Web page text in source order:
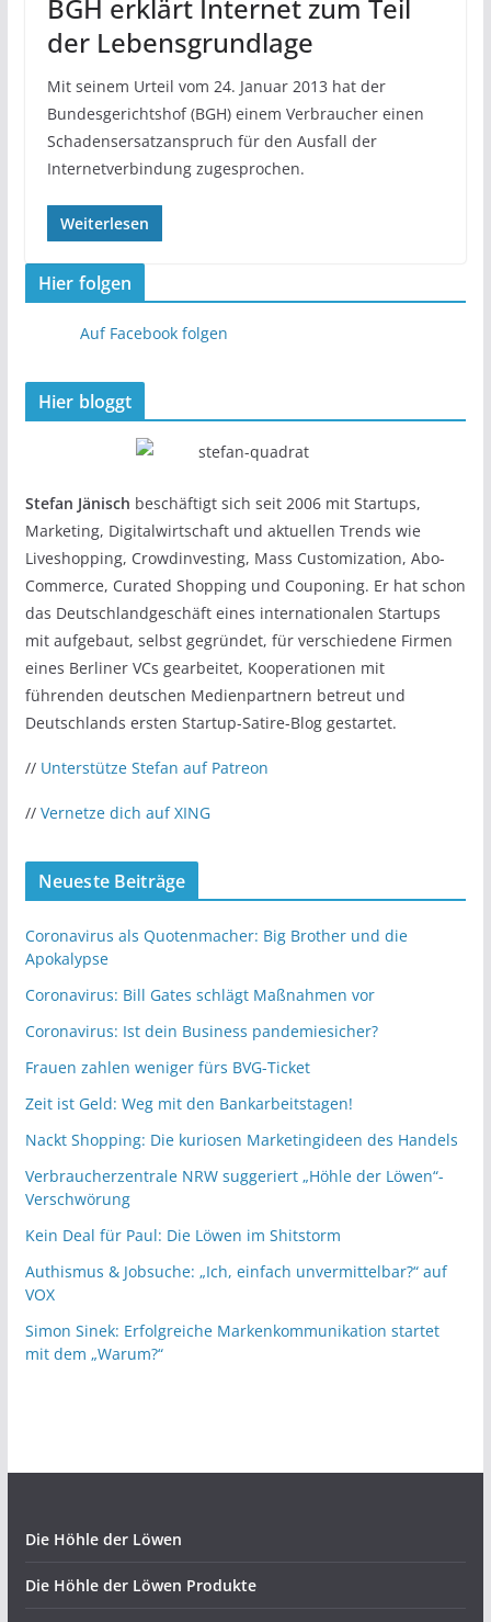
BGH erklärt Internet zum Teil
der Lebensgrundlage
Mit seinem Urteil vom 24. Januar 2013 hat der
Bundesgerichtshof (BGH) einem Verbraucher einen
Schadensersatzanspruch für den Ausfall der
Internetverbindung zugesprochen.
Weiterlesen
Hier folgen
Auf Facebook folgen
Hier bloggt
Stefan Jänisch beschäftigt sich seit 2006 mit Startups,
Marketing, Digitalwirtschaft und aktuellen Trends wie
Liveshopping, Crowdinvesting, Mass Customization, Abo-
Commerce, Curated Shopping und Couponing. Er hat schon
das Deutschlandgeschäft eines internationalen Startups
mit aufgebaut, selbst gegründet, für verschiedene Firmen
eines Berliner VCs gearbeitet, Kooperationen mit
führenden deutschen Medienpartnern betreut und
Deutschlands ersten Startup-Satire-Blog gestartet.
// Unterstütze Stefan auf Patreon
// Vernetze dich auf XING
Neueste Beiträge
Coronavirus als Quotenmacher: Big Brother und die
Apokalypse
Coronavirus: Bill Gates schlägt Maßnahmen vor
Coronavirus: Ist dein Business pandemiesicher?
Frauen zahlen weniger fürs BVG-Ticket
Zeit ist Geld: Weg mit den Bankarbeitstagen!
Nackt Shopping: Die kuriosen Marketingideen des Handels
Verbraucherzentrale NRW suggeriert „Höhle der Löwen“-
Verschwörung
Kein Deal für Paul: Die Löwen im Shitstorm
Authismus & Jobsuche: „Ich, einfach unvermittelbar?“ auf
VOX
Simon Sinek: Erfolgreiche Markenkommunikation startet
mit dem „Warum?“
Die Höhle der Löwen
Die Höhle der Löwen Produkte